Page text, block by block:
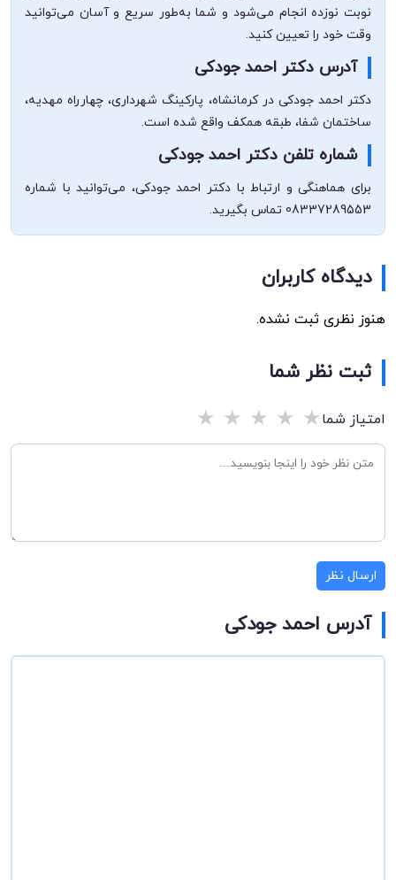
نوبت نوزده انجام می‌شود و شما به‌طور سریع و آسان می‌توانید
وقت خود را تعیین کنید.
آدرس دکتر احمد جودکی
دکتر احمد جودکی در کرمانشاه، پارکینگ شهرداری، چهارراه مهدیه،
ساختمان شفا، طبقه همکف واقع شده است.
شماره تلفن دکتر احمد جودکی
برای هماهنگی و ارتباط با دکتر احمد جودکی، می‌توانید با شماره
08337289553 تماس بگیرید.
دیدگاه کاربران
هنوز نظری ثبت نشده.
ثبت نظر شما
امتیاز شما★
★
★
★
★
ارسال نظر
آدرس احمد جودکی